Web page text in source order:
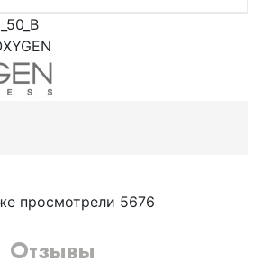
просмотрели 5676
Отзывы